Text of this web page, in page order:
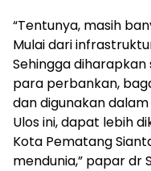
“Tentunya, masih
Mulai dari
Sehingga
para perbankan,
dan digunakan
Ulos ini, dapat lebih
Kota Pematang
mendunia,” papar dr